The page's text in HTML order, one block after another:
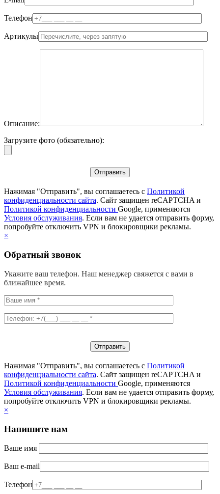
Телефон
Артикулы
Описание:
Загрузите фото (обязательно):
Нажимая "Отправить", вы соглашаетесь с Политикой
конфиденциальности сайта. Сайт защищен reCAPTCHA и
Политикой конфиденциальности Google, применяются
Условия обслуживания. Если вам не удается отправить форму,
попробуйте отключить VPN и блокировщики рекламы.
×
Обратный звонок
Укажите ваш телефон. Наш менеджер свяжется с вами в
ближайшее время.
Нажимая "Отправить", вы соглашаетесь с Политикой
конфиденциальности сайта. Сайт защищен reCAPTCHA и
Политикой конфиденциальности Google, применяются
Условия обслуживания. Если вам не удается отправить форму,
попробуйте отключить VPN и блокировщики рекламы.
×
Напишите нам
Ваше имя
Ваш e-mail
Телефон